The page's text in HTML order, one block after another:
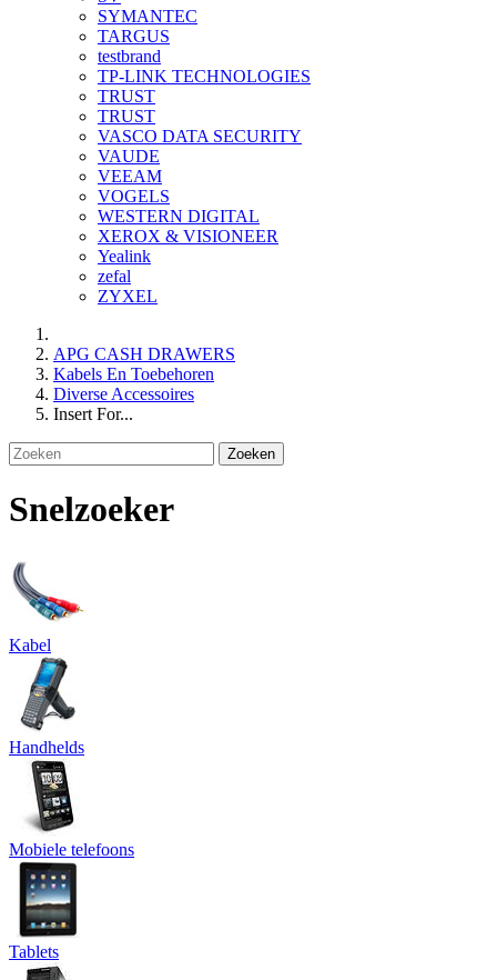
SYMANTEC
TARGUS
testbrand
TP-LINK TECHNOLOGIES
TRUST
TRUST
VASCO DATA SECURITY
VAUDE
VEEAM
VOGELS
WESTERN DIGITAL
XEROX & VISIONEER
Yealink
zefal
ZYXEL
APG CASH DRAWERS
Kabels En Toebehoren
Diverse Accessoires
Insert For...
Zoeken
Snelzoeker
Kabel
Handhelds
Mobiele telefoons
Tablets